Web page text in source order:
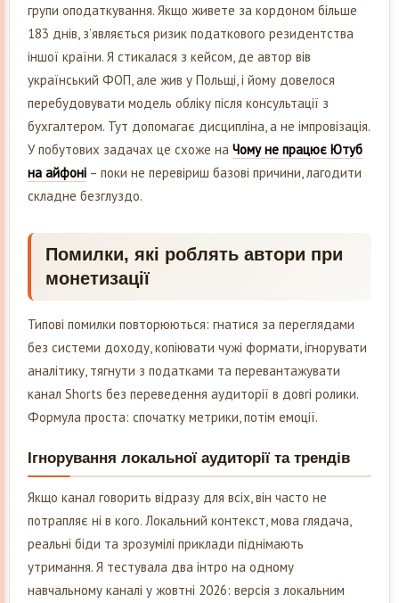
групи оподаткування. Якщо живете за кордоном більше
183 днів, з’являється ризик податкового резидентства
іншої країни. Я стикалася з кейсом, де автор вів
український ФОП, але жив у Польщі, і йому довелося
перебудовувати модель обліку після консультації з
бухгалтером. Тут допомагає дисципліна, а не імпровізація.
У побутових задачах це схоже на Чому не працює Ютуб
на айфоні – поки не перевіриш базові причини, лагодити
складне безглуздо.
Помилки, які роблять автори при
монетизації
Типові помилки повторюються: гнатися за переглядами
без системи доходу, копіювати чужі формати, ігнорувати
аналітику, тягнути з податками та перевантажувати
канал Shorts без переведення аудиторії в довгі ролики.
Формула проста: спочатку метрики, потім емоції.
Ігнорування локальної аудиторії та трендів
Якщо канал говорить відразу для всіх, він часто не
потрапляє ні в кого. Локальний контекст, мова глядача,
реальні біди та зрозумілі приклади піднімають
утримання. Я тестувала два інтро на одному
навчальному каналі у жовтні 2026: версія з локальним